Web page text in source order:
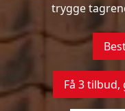
trygge
Få 3